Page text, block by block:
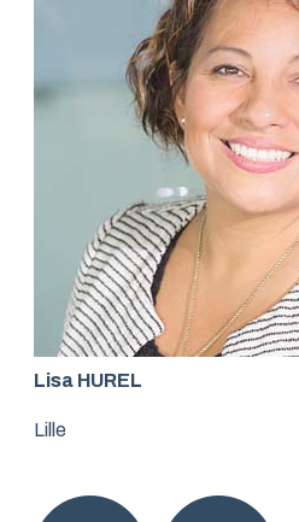
Lisa HUREL
Lille